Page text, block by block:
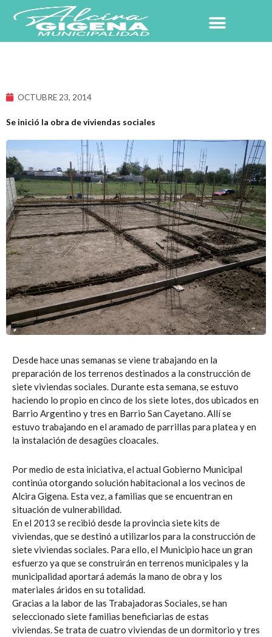
contenido
OCTUBRE 23, 2014
Se inició la obra de viviendas sociales
Desde hace unas semanas se viene trabajando en la
preparación de los terrenos destinados a la construcción de
siete viviendas sociales. Durante esta semana, se estuvo
haciendo lo propio en cinco de los siete lotes, dos ubicados en
Barrio Argentino y tres en Barrio San Cayetano. Allí se
estuvo trabajando en el aramado de parrillas para platea y en
la instalación de desagües cloacales.
Por medio de esta iniciativa, el actual Gobierno Municipal
continúa otorgando solución habitacional a los vecinos de
Alcira Gigena. Esta vez, a familias que se encuentran en
situación de vulnerabilidad.
En el 2013 se recibió desde la provincia siete kits de
viviendas, que se destinó a utilizarlos para la construcción de
siete viviendas sociales. Para ello, el Municipio hace un gran
esfuerzo ya que se construirán en terrenos municipales y la
municipalidad aportará además la mano de obra y los
materiales áridos en su totalidad.
Gracias a la labor de las Trabajadoras Sociales, se han
seleccionado siete familias beneficiarias de estas
viviendas. Se trata de cuatro viviendas de un dormitorio y tres